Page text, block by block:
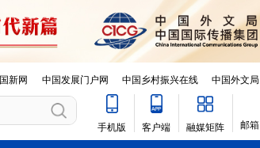
国新网 中国发展门户网 中国乡村振兴在线 中国外文局
手机版 客户端 融媒矩阵 邮箱